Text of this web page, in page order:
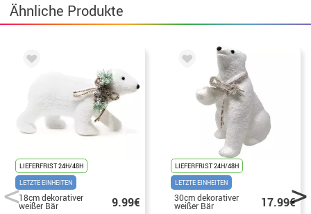
Ähnliche Produkte
LIEFERFRIST 24H/48H
LETZTE EINHEITEN
18cm dekorativer
weißer Bär 9.99€
LIEFERFRIST 24H/48H
LETZTE EINHEITEN
30cm dekorativer
weißer Bär 17.99€